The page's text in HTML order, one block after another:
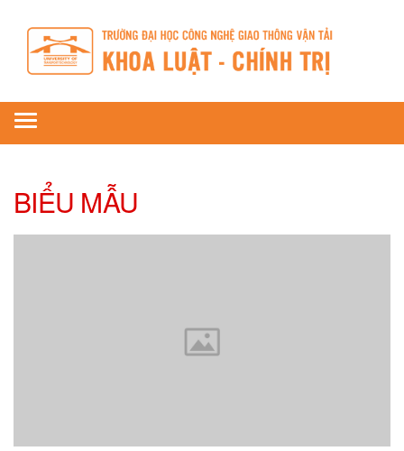
Toggle
navigation
BIỂU MẪU